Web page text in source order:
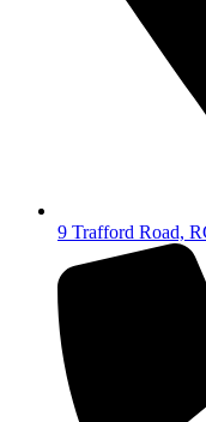
9 Trafford Road,